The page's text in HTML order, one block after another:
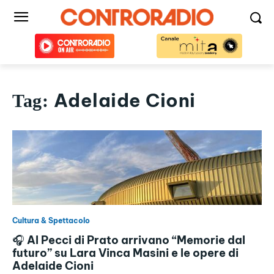
Tag: Adelaide Cioni
Cultura & Spettacolo
🎧 Al Pecci di Prato arrivano “Memorie dal
futuro” su Lara Vinca Masini e le opere di
Adelaide Cioni